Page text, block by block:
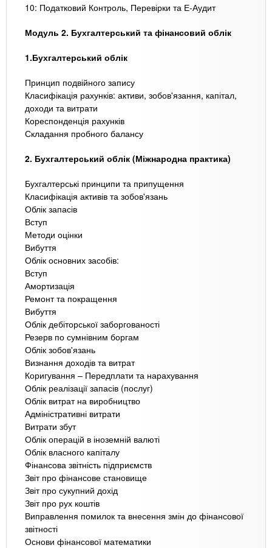
10: Податковий Контроль, Перевірки та Е-Аудит
Модуль 2. Бухгалтерський та фінансовий облік
1.Бухгалтерський облік
Принцип подвійного запису
Класифікація рахунків: активи, зобов'язання, капітал,
доходи та витрати
Кореспонденція рахунків
Складання пробного балансу
2. Бухгалтерський облік (Міжнародна практика)
Бухгалтерські принципи та припущення
Класифікація активів та зобов'язань
Облік запасів
Вступ
Методи оцінки
Вибуття
Облік основних засобів:
Вступ
Амортизація
Ремонт та покращення
Вибуття
Облік дебіторської заборгованості
Резерв по сумнівним боргам
Облік зобов'язань
Визнання доходів та витрат
Коригування – Передплати та нарахування
Облік реалізації запасів (послуг)
Облік витрат на виробництво
Адміністративні витрати
Витрати збут
Облік операцій в іноземній валюті
Облік власного капіталу
Фінансова звітність підприємств
Звіт про фінансове становище
Звіт про сукупний дохід
Звіт про рух коштів
Виправлення помилок та внесення змін до фінансової
звітності
Основи фінансової математики